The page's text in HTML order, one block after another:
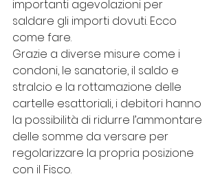
importanti agevolazioni per
saldare gli importi dovuti. Ecco
come fare.
Grazie a diverse misure come i
condoni, le sanatorie, il saldo e
stralcio e la rottamazione delle
cartelle esattoriali, i debitori hanno
la possibilità di ridurre l’ammontare
delle somme da versare per
regolarizzare la propria posizione
con il Fisco.